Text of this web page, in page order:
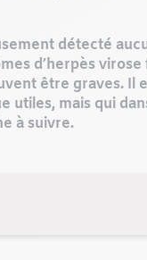
détecté
d’herpès
être graves. Il
mais qui
à suivre.